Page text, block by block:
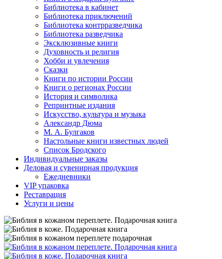
Библиотека в кабинет
Библиотека приключений
Библиотека контрразведчика
Библиотека разведчика
Эксклюзивные книги
Духовность и религия
Хобби и увлечения
Сказки
Книги по истории России
Книги о регионах России
История и символика
Репринтные издания
Искусство, культура и музыка
Александр Дюма
М. А. Булгаков
Настольные книги известных людей
Список Бродского
Индивидуальные заказы
Деловая и сувенирная продукция
Ежедневники
VIP упаковка
Реставрация
Услуги и цены